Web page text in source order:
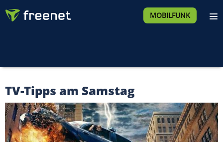
MOBILFUNK
TV-Tipps am Samstag